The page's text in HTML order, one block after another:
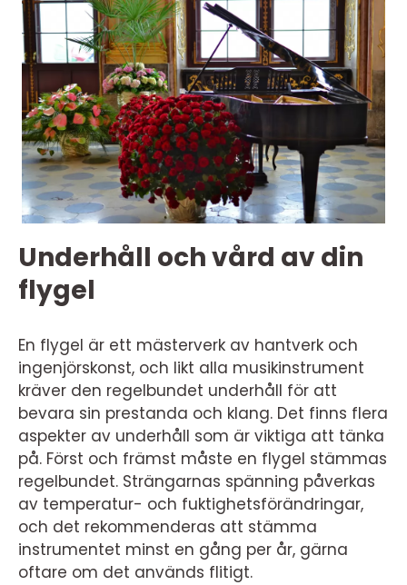
Underhåll och vård av din
flygel
En flygel är ett mästerverk av hantverk och
ingenjörskonst, och likt alla musikinstrument
kräver den regelbundet underhåll för att
bevara sin prestanda och klang. Det finns flera
aspekter av underhåll som är viktiga att tänka
på. Först och främst måste en flygel stämmas
regelbundet. Strängarnas spänning påverkas
av temperatur- och fuktighetsförändringar,
och det rekommenderas att stämma
instrumentet minst en gång per år, gärna
oftare om det används flitigt.